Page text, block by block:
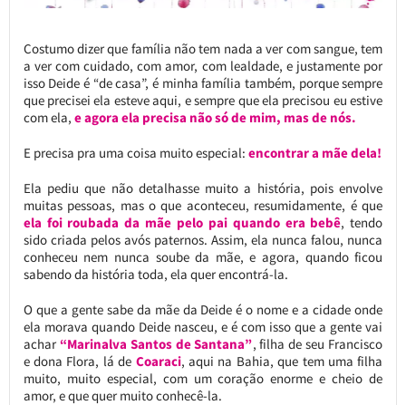
Costumo dizer que família não tem nada a ver com sangue, tem
a ver com cuidado, com amor, com lealdade, e justamente por
isso Deide é “de casa”, é minha família também, porque sempre
que precisei ela esteve aqui, e sempre que ela precisou eu estive
com ela, e agora ela precisa não só de mim, mas de nós.
E precisa pra uma coisa muito especial: encontrar a mãe dela!
Ela pediu que não detalhasse muito a história, pois envolve
muitas pessoas, mas o que aconteceu, resumidamente, é que
ela foi roubada da mãe pelo pai quando era bebê, tendo
sido criada pelos avós paternos. Assim, ela nunca falou, nunca
conheceu nem nunca soube da mãe, e agora, quando ficou
sabendo da história toda, ela quer encontrá-la.
O que a gente sabe da mãe da Deide é o nome e a cidade onde
ela morava quando Deide nasceu, e é com isso que a gente vai
achar “Marinalva Santos de Santana”, filha de seu Francisco
e dona Flora, lá de Coaraci, aqui na Bahia, que tem uma filha
muito, muito especial, com um coração enorme e cheio de
amor, e que quer muito conhecê-la.